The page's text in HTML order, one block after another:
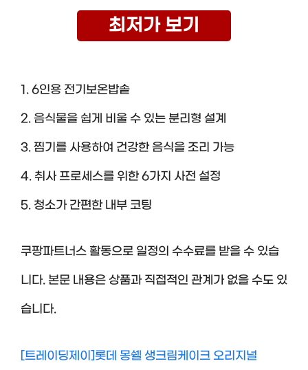
최저가 보기
1. 6인용 전기보온밥솥
2. 음식물을 쉽게 비울 수 있는 분리형 설계
3. 찜기를 사용하여 건강한 음식을 조리 가능
4. 취사 프로세스를 위한 6가지 사전 설정
5. 청소가 간편한 내부 코팅
쿠팡파트너스 활동으로 일정의 수수료를 받을 수 있습
니다. 본문 내용은 상품과 직접적인 관계가 없을 수도 있
습니다.
[트레이딩제이]롯데 몽쉘 생크림케이크 오리지널